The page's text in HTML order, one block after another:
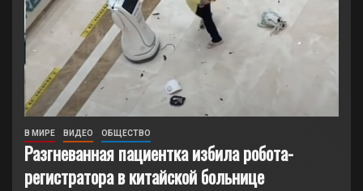
В МИРЕ ВИДЕО ОБЩЕСТВО
Разгневанная пациентка избила робота-
регистратора в китайской больнице